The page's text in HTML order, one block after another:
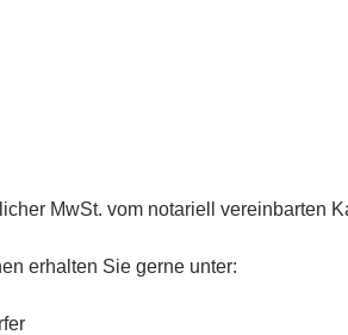
MwSt. vom notariell vereinbarten
erhalten Sie gerne unter: